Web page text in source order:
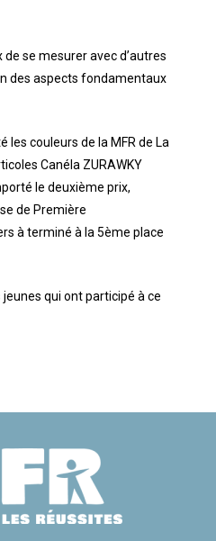
de se mesurer avec d’autres
des aspects fondamentaux
les couleurs de la MFR de La
Canéla ZURAWKY
le deuxième prix,
de Première
à terminé à la 5ème place
qui ont participé à ce